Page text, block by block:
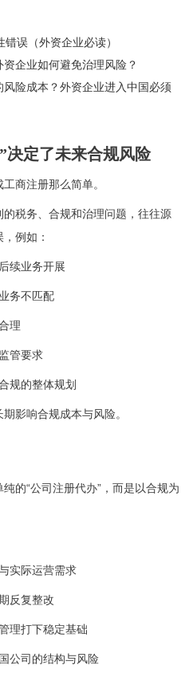
误（外资企业必读）
企业如何避免治理风险？
险成本？外资企业进入中国必须
决定了未来合规风险
商注册那么简单。
税务、合规和治理问题，往往源
例如：
续业务开展
务不匹配
理
管要求
规的整体规划
影响合规成本与风险。
纯的“公司注册代办” ，而是以合规为
实际运营需求
反复整改
理打下稳定基础
公司的结构与风险